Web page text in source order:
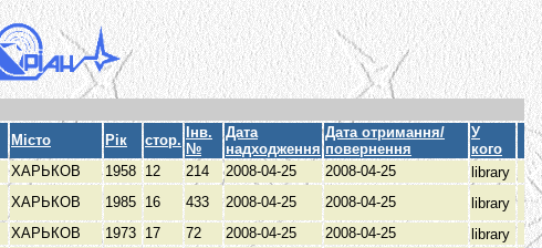
Місто Рік стор.
Інв.
№
Дата
надходження
Дата отримання/
повернення
У
кого
ХАРЬКОВ 1958 12 214 2008-04-25 2008-04-25
library
ХАРЬКОВ 1985 16 433 2008-04-25 2008-04-25
library
ХАРЬКОВ 1973 17 72 2008-04-25 2008-04-25
library